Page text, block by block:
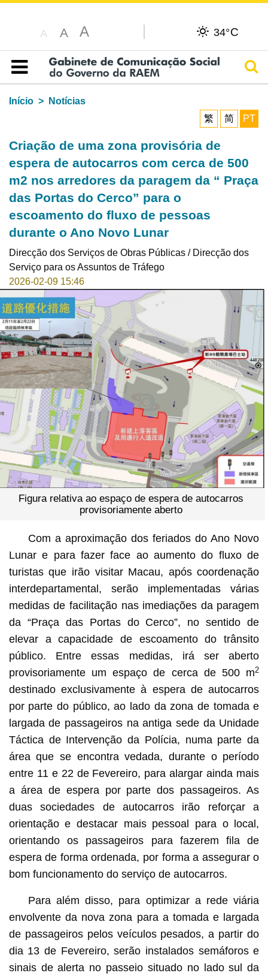
A A A 34°C
Índice
Início
Notícias
繁
简 PT
Criação de uma zona provisória de
espera de autocarros com cerca de 500
m2 nos arredores da paragem da “ Praça
das Portas do Cerco” para o
escoamento do fluxo de pessoas
durante o Ano Novo Lunar
Direcção dos Serviços de Obras Públicas / Direcção dos
Serviço para os Assuntos de Tráfego
2026-02-09 15:46
Figura relativa ao espaço de espera de autocarros
provisoriamente aberto
Com a aproximação dos feriados do Ano Novo
Lunar e para fazer face ao aumento do fluxo de
turistas que irão visitar Macau, após coordenação
interdepartamental, serão implementadas várias
medidas de facilitação nas imediações da paragem
da “Praça das Portas do Cerco”, no sentido de
elevar a capacidade de escoamento do trânsito
público. Entre essas medidas, irá ser aberto
provisoriamente um espaço de cerca de 500 m2
destinado exclusivamente à espera de autocarros
por parte do público, ao lado da zona de tomada e
largada de passageiros na antiga sede da Unidade
Táctica de Intervenção da Polícia, numa parte da
área que se encontra vedada, durante o período
entre 11 e 22 de Fevereiro, para alargar ainda mais
a área de espera por parte dos passageiros. As
duas sociedades de autocarros irão reforçar a
orientação e destacar mais pessoal para o local,
orientando os passageiros para fazerem fila de
espera de forma ordenada, por forma a assegurar o
bom funcionamento do serviço de autocarros.
Para além disso, para optimizar a rede viária
envolvente da nova zona para a tomada e largada
de passageiros pelos veículos pesados, a partir do
dia 13 de Fevereiro, serão instalados semáforos e
sinais de alerta no passeio situado no lado sul da